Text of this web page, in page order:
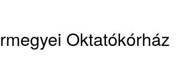
Oktatókórház